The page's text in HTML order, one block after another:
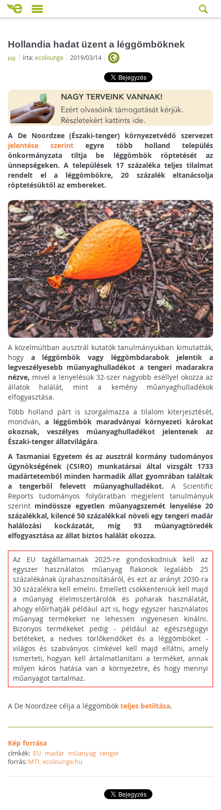
Hollandia hadat üzent a léggömböknek
Hír írta:ecolounge 2019/03/14
A De Noordzee (Északi-tenger) környezetvédő szervezet
jelentése szerint egyre több holland település
önkormányzata tiltja be léggömbök röptetését az
ünnepségeken. A települések 17 százaléka teljes tilalmat
rendelt el a léggömbökre, 20 százalék eltanácsolja
röptetésüktől az embereket.
A közelmúltban ausztrál kutatók tanulmányukban kimutatták,
hogy a léggömbök vagy léggömbdarabok jelentik a
legveszélyesebb műanyaghulladékot a tengeri madarakra
nézve, mivel a lenyelésük 32-szer nagyobb eséllyel okozza az
állatok halálát, mint a kemény műanyaghulladékok
elfogyasztása.
Több holland párt is szorgalmazza a tilalom kiterjesztését,
mondván, a léggömbök maradványai környezeti károkat
okoznak, veszélyes műanyaghulladékot jelentenek az
Északi-tenger állatvilágára.
A Tasmaniai Egyetem és az ausztrál kormány tudományos
ügynökségének (CSIRO) munkatársai által vizsgált 1733
madártetemből minden harmadik állat gyomrában találtak
a tengerből felevett műanyaghulladékot. A Scientific
Reports tudományos folyóiratban megjelent tanulmányuk
szerint mindössze egyetlen műanyagszemét lenyelése 20
százalékkal, kilencé 50 százalékkal növeli egy tengeri madár
halálozási kockázatát, míg 93 műanyagtöredék
elfogyasztása az állat biztos halálát okozza.
Az EU tagállamainak 2025-re gondoskodniuk kell az
egyszer használatos műanyag flakonok legalább 25
százalékának újrahasznosításáról, és ezt az arányt 2030-ra
30 százalékra kell emelni. Emellett csökkenteniük kell majd
a műanyag élelmiszertárolók és poharak használatát,
ahogy előírhatják például azt is, hogy egyszer használatos
műanyag termékeket ne lehessen ingyenesen kínálni.
Bizonyos termékeket pedig - például az egészségügyi
betéteket, a nedves törlőkendőket és a léggömböket -
világos és szabványos címkével kell majd ellátni, amely
ismerteti, hogyan kell ártalmatlanítani a terméket, annak
milyen káros hatása van a környezetre, és hogy mennyi
műanyagot tartalmaz.
A De Noordzee célja a léggömbök teljes betiltása.
Kép forrása
címkék: EU madár műanyag tenger
forrás: MTI, ecolounge.hu